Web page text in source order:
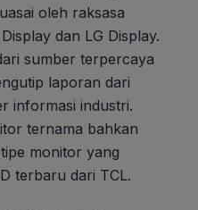
oleh raksasa
dan LG Display.
sumber terpercaya
laporan dari
informasi industri.
ternama bahkan
monitor yang
terbaru dari TCL.